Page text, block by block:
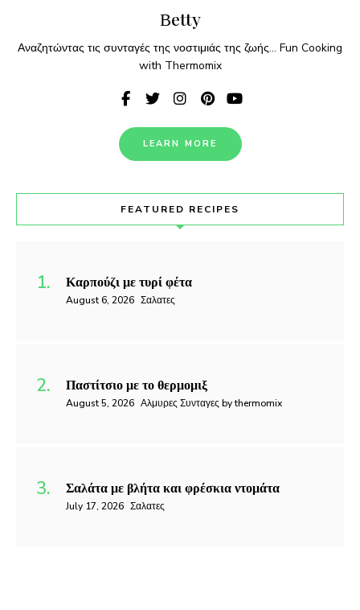
Βetty
Αναζητώντας τις συνταγές της νοστιμιάς της ζωής... Fun Cooking
with Thermomix
LEARN MORE
FEATURED RECIPES
Καρπούζι με τυρί φέτα
August 6, 2026 Σαλατες
Παστίτσιο με το θερμομιξ
August 5, 2026 Αλμυρες Συνταγες by thermomix
Σαλάτα με βλήτα και φρέσκια ντομάτα
July 17, 2026 Σαλατες